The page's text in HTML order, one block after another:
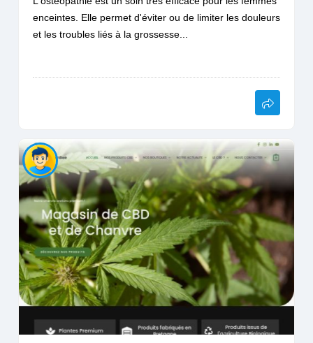
enceintes. Elle permet d'éviter ou de limiter les douleurs
et les troubles liés à la grossesse...